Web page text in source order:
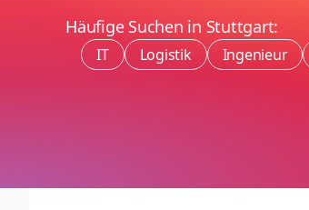
Häufige Suchen in Stuttgart:
IT Logistik Ingenieur